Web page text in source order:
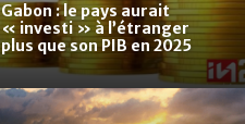
Gabon : le pays aurait
« investi » à l’étranger
plus que son PIB en 2025